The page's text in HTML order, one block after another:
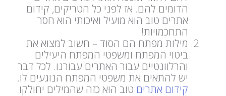
הדומים להם. אז לפני כל הטריקים, קידום
אתרים טוב הוא מועיל ואיכותי הוא חסר
התחכמויות!
מילות מפתח הם הסוד – חשוב למצוא את
ביטוי המפתח ומשפטי המפתח היעילים
והרלוונטיים עבור האתרים עבורנו. לכל דבר
יש להתאים את משפטי המפתח הנוגעים לו.
קידום אתרים טוב הוא כזה שהמילים יחולקו